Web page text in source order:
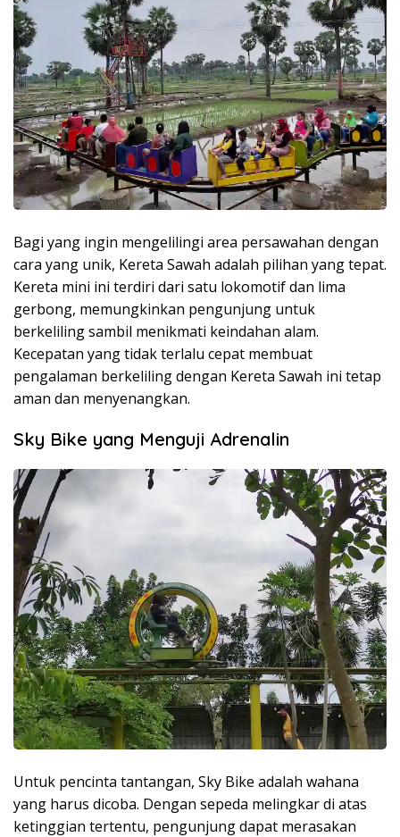
Bagi yang ingin mengelilingi area persawahan dengan
cara yang unik, Kereta Sawah adalah pilihan yang tepat.
Kereta mini ini terdiri dari satu lokomotif dan lima
gerbong, memungkinkan pengunjung untuk
berkeliling sambil menikmati keindahan alam.
Kecepatan yang tidak terlalu cepat membuat
pengalaman berkeliling dengan Kereta Sawah ini tetap
aman dan menyenangkan.
Sky Bike yang Menguji Adrenalin
Untuk pencinta tantangan, Sky Bike adalah wahana
yang harus dicoba. Dengan sepeda melingkar di atas
ketinggian tertentu, pengunjung dapat merasakan